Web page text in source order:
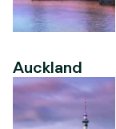
Auckland